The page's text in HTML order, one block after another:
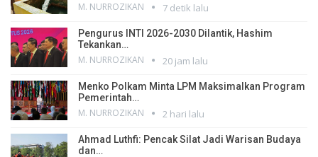
M. NURROZIKAN 7 detik lalu
Pengurus INTI 2026-2030 Dilantik, Hashim
Tekankan…
M. NURROZIKAN 20 jam lalu
Menko Polkam Minta LPM Maksimalkan Program
Pemerintah…
M. NURROZIKAN 2 hari lalu
Ahmad Luthfi: Pencak Silat Jadi Warisan Budaya
dan…